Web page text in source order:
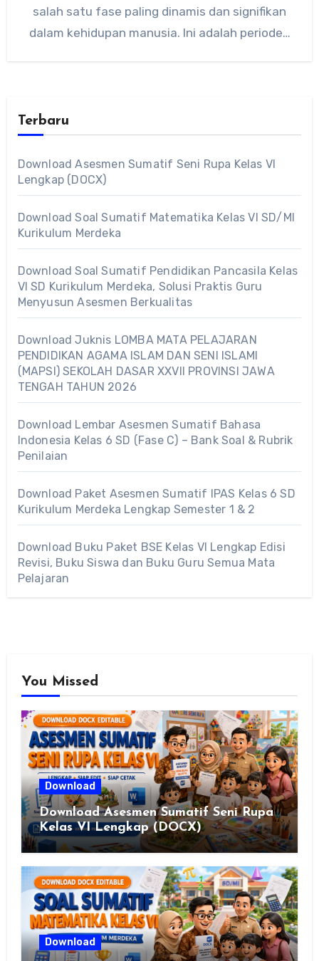
salah satu fase paling dinamis dan signifikan
dalam kehidupan manusia. Ini adalah periode…
Terbaru
Download Asesmen Sumatif Seni Rupa Kelas VI
Lengkap (DOCX)
Download Soal Sumatif Matematika Kelas VI SD/MI
Kurikulum Merdeka
Download Soal Sumatif Pendidikan Pancasila Kelas
VI SD Kurikulum Merdeka, Solusi Praktis Guru
Menyusun Asesmen Berkualitas
Download Juknis LOMBA MATA PELAJARAN
PENDIDIKAN AGAMA ISLAM DAN SENI ISLAMI
(MAPSI) SEKOLAH DASAR XXVII PROVINSI JAWA
TENGAH TAHUN 2026
Download Lembar Asesmen Sumatif Bahasa
Indonesia Kelas 6 SD (Fase C) – Bank Soal & Rubrik
Penilaian
Download Paket Asesmen Sumatif IPAS Kelas 6 SD
Kurikulum Merdeka Lengkap Semester 1 & 2
Download Buku Paket BSE Kelas VI Lengkap Edisi
Revisi, Buku Siswa dan Buku Guru Semua Mata
Pelajaran
You Missed
Download
Download Asesmen Sumatif Seni Rupa
Kelas VI Lengkap (DOCX)
Download